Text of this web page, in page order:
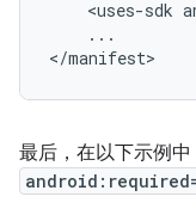
<uses-sdk
...
</manifest>
最后，在以下示例